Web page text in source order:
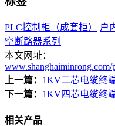
PLC控制柜（成套柜） 户
空断路器系列
本文网址：
上一篇： 1KV二芯电缆终
下一篇： 1KV四芯电缆终
相关产品